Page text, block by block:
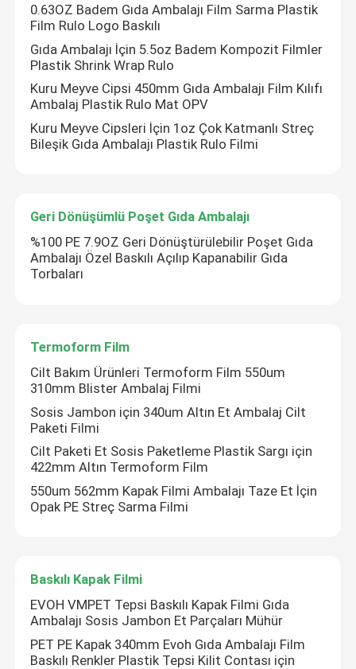
Ana sayfa
Hakkımızda
Fabrika turu
0.63OZ Badem Gıda Ambalajı Film Sarma Plastik
Film Rulo Logo Baskılı
Gıda Ambalajı İçin 5.5oz Badem Kompozit Filmler
Plastik Shrink Wrap Rulo
Kuru Meyve Cipsi 450mm Gıda Ambalajı Film Kılıfı
Ambalaj Plastik Rulo Mat OPV
Kuru Meyve Cipsleri İçin 1oz Çok Katmanlı Streç
Bileşik Gıda Ambalajı Plastik Rulo Filmi
Geri Dönüşümlü Poşet Gıda Ambalajı
%100 PE 7.9OZ Geri Dönüştürülebilir Poşet Gıda
Ambalajı Özel Baskılı Açılıp Kapanabilir Gıda
Torbaları
Termoform Film
Cilt Bakım Ürünleri Termoform Film 550um
310mm Blister Ambalaj Filmi
Sosis Jambon için 340um Altın Et Ambalaj Cilt
Paketi Filmi
Cilt Paketi Et Sosis Paketleme Plastik Sargı için
422mm Altın Termoform Film
550um 562mm Kapak Filmi Ambalajı Taze Et İçin
Opak PE Streç Sarma Filmi
Baskılı Kapak Filmi
EVOH VMPET Tepsi Baskılı Kapak Filmi Gıda
Ambalajı Sosis Jambon Et Parçaları Mühür
PET PE Kapak 340mm Evoh Gıda Ambalajı Film
Baskılı Renkler Plastik Tepsi Kilit Contası için